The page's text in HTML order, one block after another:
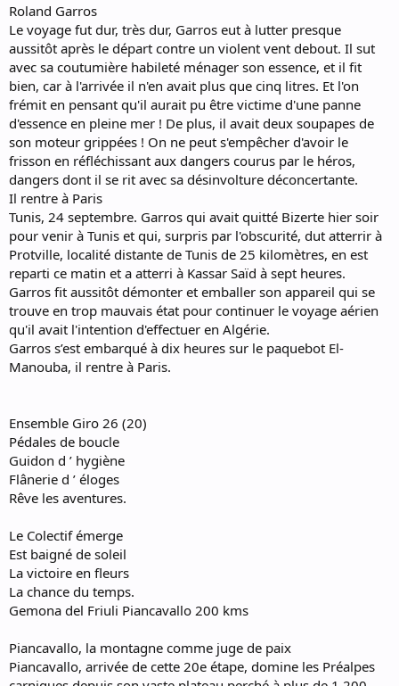
Roland Garros
Le voyage fut dur, très dur, Garros eut à lutter presque
aussitôt après le départ contre un violent vent debout. Il sut
avec sa coutumière habileté ménager son essence, et il fit
bien, car à l'arrivée il n'en avait plus que cinq litres. Et l'on
frémit en pensant qu'il aurait pu être victime d'une panne
d'essence en pleine mer ! De plus, il avait deux soupapes de
son moteur grippées ! On ne peut s'empêcher d'avoir le
frisson en réfléchissant aux dangers courus par le héros,
dangers dont il se rit avec sa désinvolture déconcertante.
Il rentre à Paris
Tunis, 24 septembre. Garros qui avait quitté Bizerte hier soir
pour venir à Tunis et qui, surpris par l'obscurité, dut atterrir à
Protville, localité distante de Tunis de 25 kilomètres, en est
reparti ce matin et a atterri à Kassar Saïd à sept heures.
Garros fit aussitôt démonter et emballer son appareil qui se
trouve en trop mauvais état pour continuer le voyage aérien
qu'il avait l'intention d'effectuer en Algérie.
Garros s’est embarqué à dix heures sur le paquebot El-
Manouba, il rentre à Paris.
Ensemble Giro 26 (20)
Pédales de boucle
Guidon d ’ hygiène
Flânerie d ’ éloges
Rêve les aventures.
Le Colectif émerge
Est baigné de soleil
La victoire en fleurs
La chance du temps.
Gemona del Friuli Piancavallo 200 kms
Piancavallo, la montagne comme juge de paix
Piancavallo, arrivée de cette 20e étape, domine les Préalpes